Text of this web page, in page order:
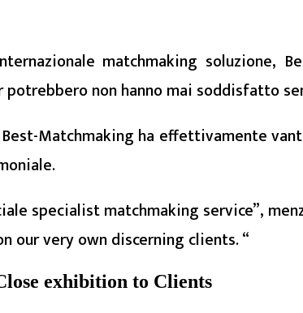
matchmaking soluzione,
non hanno mai soddisfatto
Matchmaking ha effettivamente
specialist matchmaking service”,
our very own discerning clients. “
exhibition to Clients